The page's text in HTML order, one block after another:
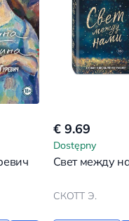
€ 9.69
Dostępny
Свет между
СКОТТ Э.